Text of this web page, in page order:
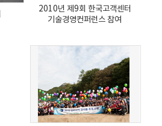
2010년 제9회 한국고객센터
기술경영컨퍼런스 참여